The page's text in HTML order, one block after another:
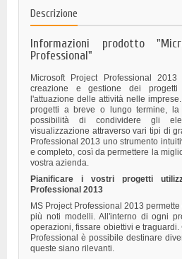
Descrizione
Informazioni prodotto
Professional"
Microsoft Project Professional
creazione e gestione dei
l'attuazione delle attività nelle
progetti a breve o lungo termine,
possibilità di condividere gli
visualizzazione attraverso vari tipi di
Professional 2013 uno strumento
e completo, così da permettere la
vostra azienda.
Pianificare i vostri progetti
Professional 2013
MS Project Professional 2013
più noti modelli. All'interno di ogni
operazioni, fissare obiettivi e
Professional è possibile destinare
queste siano rilevanti.